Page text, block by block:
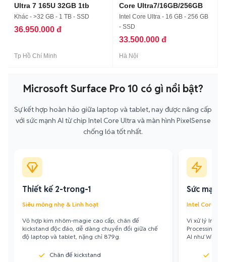
Ultra 7 165U 32GB 1tb
Khác - >32 GB - 1 TB - SSD
36.950.000 đ
Tp Hồ Chí Minh
Core Ultra7/16GB/256GB
Intel Core Ultra - 16 GB - 256 GB
- SSD
33.500.000 đ
Hà Nội
Microsoft Surface Pro 10 có gì nổi bật?
Sự kết hợp hoàn hảo giữa laptop và tablet, nay được nâng cấp
với sức mạnh AI từ chip Intel Core Ultra và màn hình PixelSense
chống lóa tốt nhất.
Thiết kế 2-trong-1
Siêu mỏng nhẹ & Linh hoạt
Vỏ hợp kim nhôm-magie cao cấp, chân đế
kickstand độc đáo, dễ dàng chuyển đổi giữa chế
độ laptop và tablet, nặng chỉ 879g.
Chân đế kickstand
Sức mạnh
Intel Core
Vi xử lý Intel
Processing
AI như